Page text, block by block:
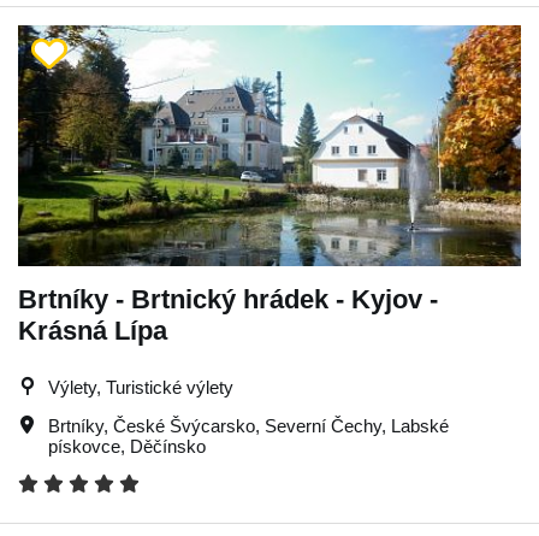
Brtníky - Brtnický hrádek - Kyjov -
Krásná Lípa
Výlety, Turistické výlety
Brtníky, České Švýcarsko, Severní Čechy, Labské
pískovce, Děčínsko